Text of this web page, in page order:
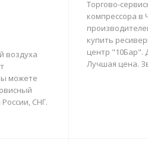
воздуха
можете
СНГ.
Торгово-
компрессора в
купить
центр "10Бар".
Лучшая цена.